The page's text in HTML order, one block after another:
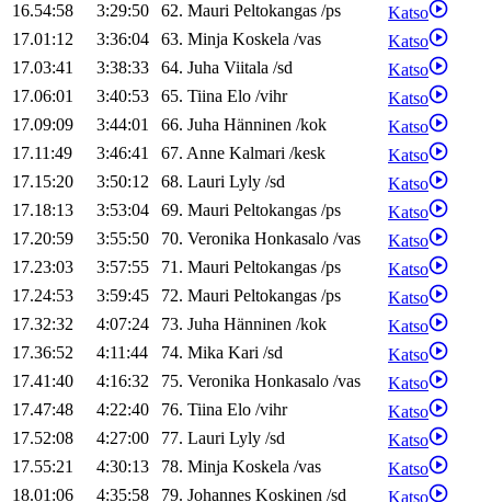
16.54:58
3:29:50 62. Mauri Peltokangas /ps
Katso
17.01:12
3:36:04 63. Minja Koskela /vas
Katso
17.03:41
3:38:33 64. Juha Viitala /sd
Katso
17.06:01
3:40:53 65. Tiina Elo /vihr
Katso
17.09:09
3:44:01 66. Juha Hänninen /kok
Katso
17.11:49
3:46:41 67. Anne Kalmari /kesk
Katso
17.15:20
3:50:12 68. Lauri Lyly /sd
Katso
17.18:13
3:53:04 69. Mauri Peltokangas /ps
Katso
17.20:59
3:55:50 70. Veronika Honkasalo /vas
Katso
17.23:03
3:57:55 71. Mauri Peltokangas /ps
Katso
17.24:53
3:59:45 72. Mauri Peltokangas /ps
Katso
17.32:32
4:07:24 73. Juha Hänninen /kok
Katso
17.36:52
4:11:44 74. Mika Kari /sd
Katso
17.41:40
4:16:32 75. Veronika Honkasalo /vas
Katso
17.47:48
4:22:40 76. Tiina Elo /vihr
Katso
17.52:08
4:27:00 77. Lauri Lyly /sd
Katso
17.55:21
4:30:13 78. Minja Koskela /vas
Katso
18.01:06
4:35:58 79. Johannes Koskinen /sd Katso